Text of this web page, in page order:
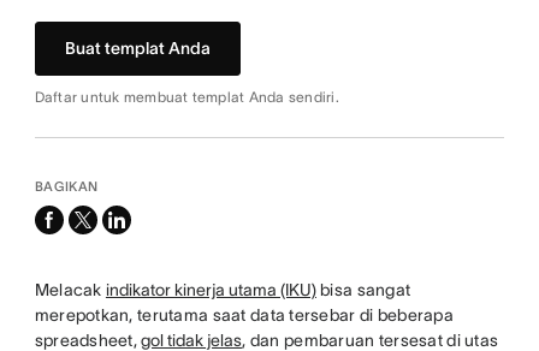
Buat templat Anda
Daftar untuk membuat templat Anda sendiri.
BAGIKAN
facebook
x-
linkedin
Melacak indikator kinerja utama (IKU)bisa sangat
merepotkan, terutama saat data tersebar di beberapa
spreadsheet,gol tidak jelas, dan pembaruan tersesat di utas